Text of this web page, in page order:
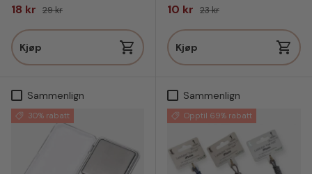
Salgspris
18 kr Vanlig pris
29 kr
Kjøp
Salgspris
10 kr Vanlig pris
23 kr
Kjøp
Sammenlign
30% rabatt
Sammenlign
Opptil 69% rabatt